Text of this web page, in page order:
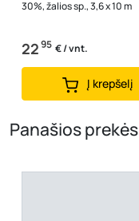
30%, žalios sp., 3,6 x 10 m
2295 € / vnt.
Į krepšelį
Panašios prekės